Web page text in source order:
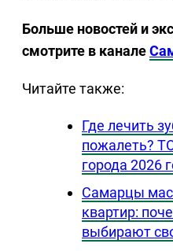
Больше новостей и
смотрите в канале
Читайте также:
Где лечить
пожалеть?
города 2026
Самарцы
квартир:
выбирают